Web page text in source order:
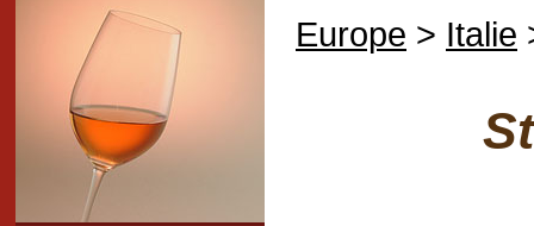
Europe > Italie